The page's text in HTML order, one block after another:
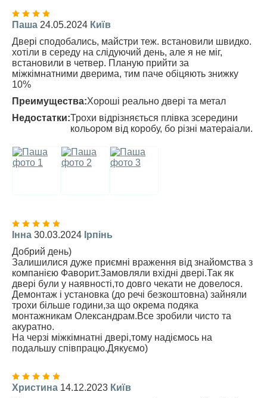
Паша 24.05.2024 Київ
Двері сподобались, майстри теж. встановили швидко.
хотіли в середу на слідуючий день, але я не міг,
встановили в четвер. Планую прийти за
міжкімнатними дверима, тим паче обіцяють знижку
10%
Преимущества:Хороші реально двері та метал
Недостатки:Трохи відрізняється плівка зсередини
кольором від коробу, бо різні матераіали.
Інна 30.03.2024 Ірпінь
Добрий день)
Залишилися дуже приємні враження від знайомства з
компанією Фаворит.Замовляли вхідні двері.Так як
двері були у наявності,то довго чекати не довелося.
Демонтаж і установка (до речі безкоштовна) зайняли
трохи більше години,за що окрема подяка
монтажникам Олександрам.Все зробили чисто та
акуратно.
На черзі міжкімнатні двері,тому надіємось на
подальшу співпрацю.Дякуємо)
Христина 14.12.2023 Київ